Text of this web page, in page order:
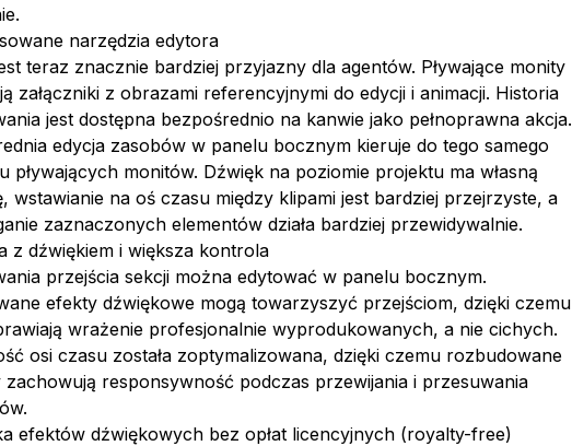
narzędzia edytora
teraz znacznie bardziej przyjazny dla agentów. Pływające monity
załączniki z obrazami referencyjnymi do edycji i animacji. Historia
jest dostępna bezpośrednio na kanwie jako pełnoprawna akcja.
edycja zasobów w panelu bocznym kieruje do tego samego
pływających monitów. Dźwięk na poziomie projektu ma własną
wstawianie na oś czasu między klipami jest bardziej przejrzyste, a
zaznaczonych elementów działa bardziej przewidywalnie.
z dźwiękiem i większa kontrola
przejścia sekcji można edytować w panelu bocznym.
efekty dźwiękowe mogą towarzyszyć przejściom, dzięki czemu
wrażenie profesjonalnie wyprodukowanych, a nie cichych.
osi czasu została zoptymalizowana, dzięki czemu rozbudowane
zachowują responsywność podczas przewijania i przesuwania
efektów dźwiękowych bez opłat licencyjnych (royalty-free)